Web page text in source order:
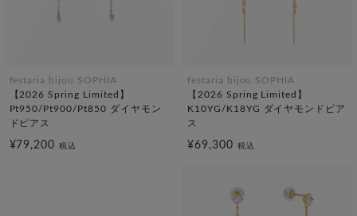
festaria bijou SOPHIA
【2026 Spring Limited】
Pt950/Pt900/Pt850 ダイヤモン
ドピアス
¥79,200税込
festaria bijou SOPHIA
【2026 Spring Limited】
K10YG/K18YG ダイヤモンドピア
ス
¥69,300 税込